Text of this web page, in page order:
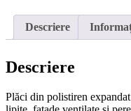
16CM
quantity
Descriere
Descriere
Plăci din polistiren